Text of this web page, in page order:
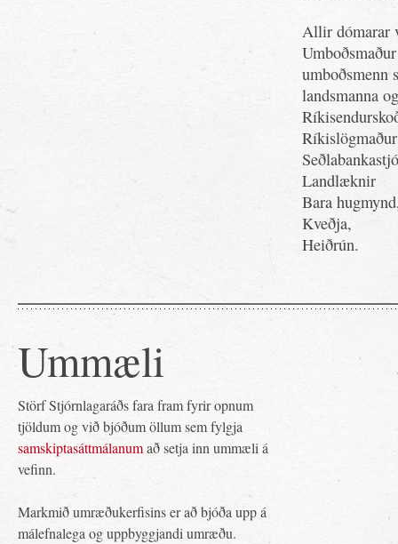
Allir dómarar
umboðsmenn
landsmanna
Landlæknir
Bara
Kveðja,
Heiðrún.
Ummæli
Störf Stjórnlagaráðs fara fram fyrir opnum
tjöldum og við bjóðum öllum sem fylgja
samskiptasáttmálanumað setja inn ummæli á
vefinn.
Markmið umræðukerfisins er að bjóða upp á
málefnalega og uppbyggjandi umræðu.